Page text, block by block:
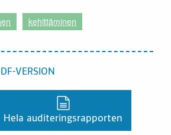
kehittäminen
VERSION
en PDF-version,
Hela auditeringsrapporten